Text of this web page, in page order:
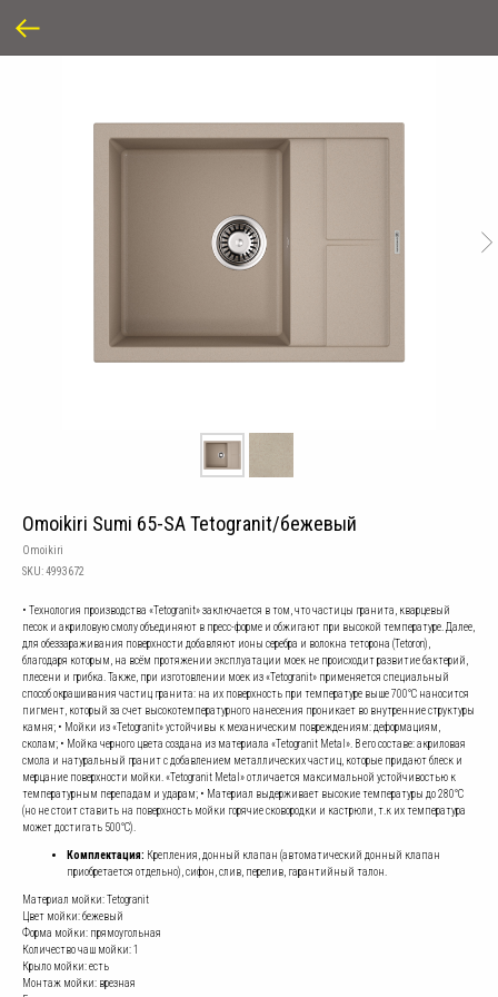
Omoikiri Sumi 65-SA Tetogranit/бежевый
Omoikiri
SKU:4993672
• Технология производства «Tetogranit» заключается в том, что частицы гранита, кварцевый
песок и акриловую смолу объединяют в пресс-форме и обжигают при высокой температуре. Далее,
для обеззараживания поверхности добавляют ионы серебра и волокна теторона (Tetoron),
благодаря которым, на всём протяжении эксплуатации моек не происходит развитие бактерий,
плесени и грибка. Также, при изготовлении моек из «Tetogranit» применяется специальный
способ окрашивания частиц гранита: на их поверхность при температуре выше 700°С наносится
пигмент, который за счет высокотемпературного нанесения проникает во внутренние структуры
камня; • Мойки из «Tetogranit» устойчивы к механическим повреждениям: деформациям,
сколам; • Мойка черного цвета создана из материала «Tetogranit Metal». В его составе: акриловая
смола и натуральный гранит с добавлением металлических частиц, которые придают блеск и
мерцание поверхности мойки. «Tetogranit Metal» отличается максимальной устойчивостью к
температурным перепадам и ударам; • Материал выдерживает высокие температуры до 280°С
(но не стоит ставить на поверхность мойки горячие сковородки и кастрюли, т.к их температура
может достигать 500°С).
Комплектация: Крепления, донный клапан (автоматический донный клапан
приобретается отдельно), сифон, слив, перелив, гарантийный талон.
Материал мойки: Tetogranit
Цвет мойки: бежевый
Форма мойки: прямоугольная
Количество чаш мойки: 1
Крыло мойки: есть
Монтаж мойки: врезная